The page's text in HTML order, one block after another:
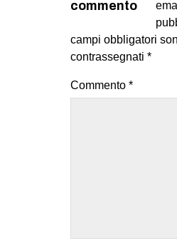
commento
campi obbligatori
contrassegnati *
Commento *